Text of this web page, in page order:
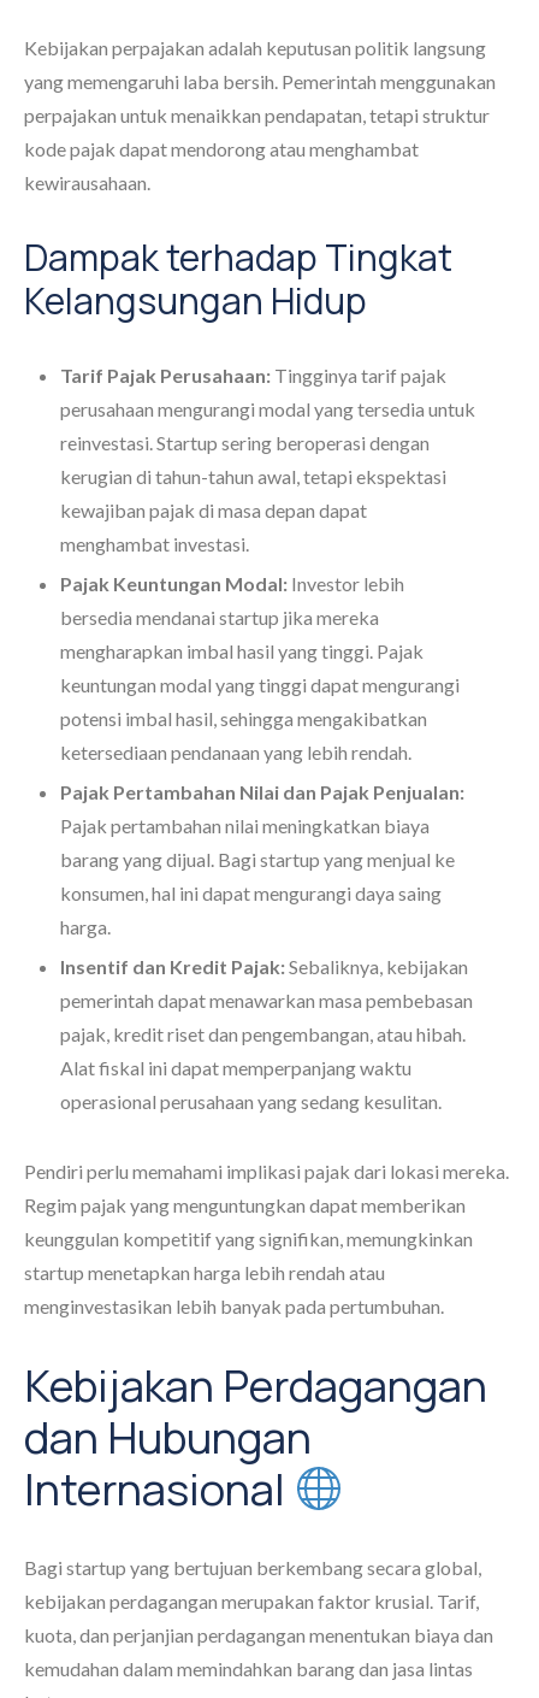
Kebijakan perpajakan adalah keputusan politik langsung
yang memengaruhi laba bersih. Pemerintah menggunakan
perpajakan untuk menaikkan pendapatan, tetapi struktur
kode pajak dapat mendorong atau menghambat
kewirausahaan.
Dampak terhadap Tingkat
Kelangsungan Hidup
Tarif Pajak Perusahaan: Tingginya tarif pajak
perusahaan mengurangi modal yang tersedia untuk
reinvestasi. Startup sering beroperasi dengan
kerugian di tahun-tahun awal, tetapi ekspektasi
kewajiban pajak di masa depan dapat
menghambat investasi.
Pajak Keuntungan Modal: Investor lebih
bersedia mendanai startup jika mereka
mengharapkan imbal hasil yang tinggi. Pajak
keuntungan modal yang tinggi dapat mengurangi
potensi imbal hasil, sehingga mengakibatkan
ketersediaan pendanaan yang lebih rendah.
Pajak Pertambahan Nilai dan Pajak Penjualan:
Pajak pertambahan nilai meningkatkan biaya
barang yang dijual. Bagi startup yang menjual ke
konsumen, hal ini dapat mengurangi daya saing
harga.
Insentif dan Kredit Pajak:Sebaliknya, kebijakan
pemerintah dapat menawarkan masa pembebasan
pajak, kredit riset dan pengembangan, atau hibah.
Alat fiskal ini dapat memperpanjang waktu
operasional perusahaan yang sedang kesulitan.
Pendiri perlu memahami implikasi pajak dari lokasi mereka.
Regim pajak yang menguntungkan dapat memberikan
keunggulan kompetitif yang signifikan, memungkinkan
startup menetapkan harga lebih rendah atau
menginvestasikan lebih banyak pada pertumbuhan.
Kebijakan Perdagangan
dan Hubungan
Internasional
Bagi startup yang bertujuan berkembang secara global,
kebijakan perdagangan merupakan faktor krusial. Tarif,
kuota, dan perjanjian perdagangan menentukan biaya dan
kemudahan dalam memindahkan barang dan jasa lintas